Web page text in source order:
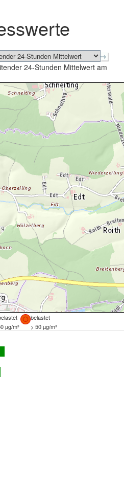
schließen
24-Stunden Mittelwert am
belastet
µg/m³ > 50 µg/m³